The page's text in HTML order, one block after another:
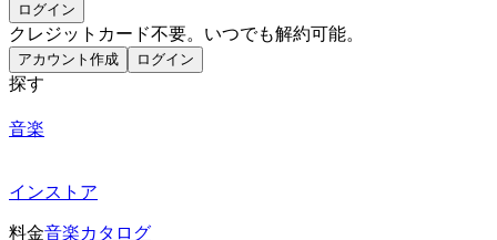
ログイン
クレジットカード不要。いつでも解約可能。
アカウント作成 ログイン
探す
音楽
インストア
料金音楽カタログ